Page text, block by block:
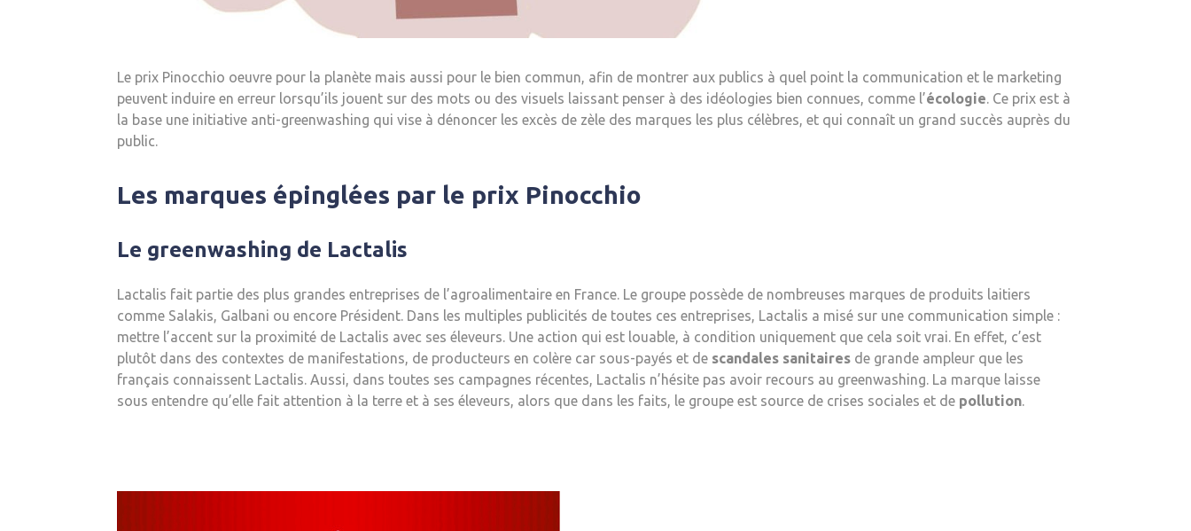
Le prix Pinocchio oeuvre pour la planète mais aussi pour le bien commun, afin de montrer aux publics à quel point la communication et le marketing
peuvent induire en erreur lorsqu’ils jouent sur des mots ou des visuels laissant penser à des idéologies bien connues, comme l’écologie. Ce prix est à
la base une initiative anti-greenwashing qui vise à dénoncer les excès de zèle des marques les plus célèbres, et qui connaît un grand succès auprès du
public.
Les marques épinglées par le prix Pinocchio
Le greenwashing de Lactalis
Lactalis fait partie des plus grandes entreprises de l’agroalimentaire en France. Le groupe possède de nombreuses marques de produits laitiers
comme Salakis, Galbani ou encore Président. Dans les multiples publicités de toutes ces entreprises, Lactalis a misé sur une communication simple :
mettre l’accent sur la proximité de Lactalis avec ses éleveurs. Une action qui est louable, à condition uniquement que cela soit vrai. En effet, c’est
plutôt dans des contextes de manifestations, de producteurs en colère car sous-payés et de scandales sanitaires de grande ampleur que les
français connaissent Lactalis. Aussi, dans toutes ses campagnes récentes, Lactalis n’hésite pas avoir recours au greenwashing. La marque laisse
sous entendre qu’elle fait attention à la terre et à ses éleveurs, alors que dans les faits, le groupe est source de crises sociales et de pollution.